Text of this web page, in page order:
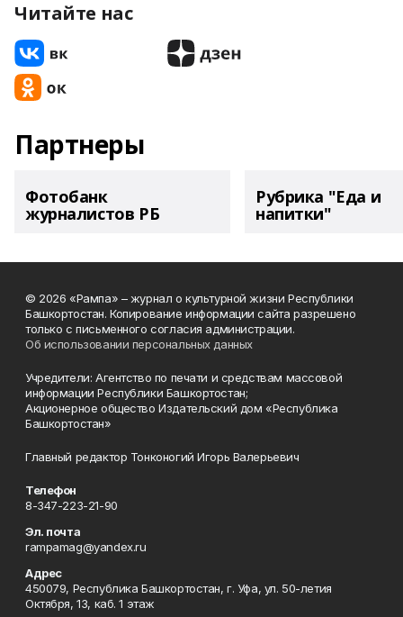
Читайте нас
Партнеры
Фотобанк
журналистов РБ
Рубрика "Еда и
напитки"
© 2026 «Рампа» – журнал о культурной жизни Республики
Башкортостан. Копирование информации сайта разрешено
только с письменного согласия администрации.
Об использовании персональных данных
Учредители: Агентство по печати и средствам массовой
информации Республики Башкортостан;
Акционерное общество Издательский дом «Республика
Башкортостан»
Главный редактор Тонконогий Игорь Валерьевич
Телефон
8-347-223-21-90
Эл. почта
rampamag@yandex.ru
Адрес
450079, Республика Башкортостан, г. Уфа, ул. 50-летия
Октября, 13, каб. 1 этаж